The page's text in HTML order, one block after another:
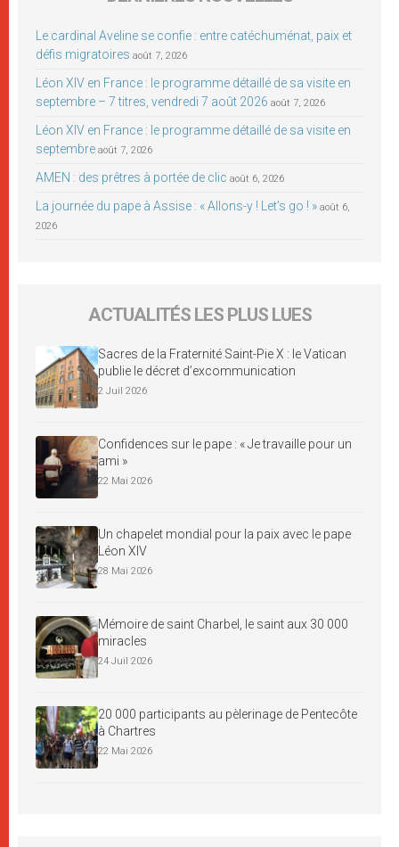
Le cardinal Aveline se confie : entre catéchuménat, paix et
défis migratoires août 7, 2026
Léon XIV en France : le programme détaillé de sa visite en
septembre – 7 titres, vendredi 7 août 2026 août 7, 2026
Léon XIV en France : le programme détaillé de sa visite en
septembre août 7, 2026
AMEN : des prêtres à portée de clic août 6, 2026
La journée du pape à Assise : « Allons-y ! Let’s go ! » août 6,
2026
ACTUALITÉS LES PLUS LUES
Sacres de la Fraternité Saint-Pie X : le Vatican
publie le décret d’excommunication
2 Juil 2026
Confidences sur le pape : « Je travaille pour un
ami »
22 Mai 2026
Un chapelet mondial pour la paix avec le pape
Léon XIV
28 Mai 2026
Mémoire de saint Charbel, le saint aux 30 000
miracles
24 Juil 2026
20 000 participants au pèlerinage de Pentecôte
à Chartres
22 Mai 2026